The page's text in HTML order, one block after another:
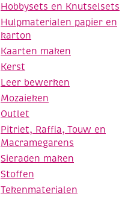
Hobbysets en Knutselsets
Hulpmaterialen papier en
karton
Kaarten maken
Kerst
Leer bewerken
Mozaieken
Outlet
Pitriet, Raffia, Touw en
Macramegarens
Sieraden maken
Stoffen
Tekenmaterialen